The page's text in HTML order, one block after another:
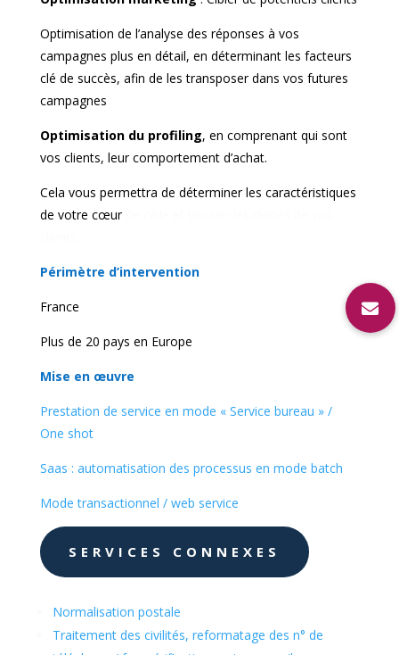
Optimisation de l’analyse des réponses à vos
campagnes plus en détail, en déterminant les facteurs
clé de succès, afin de les transposer dans vos futures
campagnes
Optimisation du profiling, en comprenant qui sont
vos clients, leur comportement d’achat.
Cela vous permettra de déterminer les caractéristiques
de votre cœur
Périmètre d’intervention
France
Plus de 20 pays en Europe
Mise en œuvre
Prestation de service en mode « Service bureau » /
One shot
Saas : automatisation des processus en mode batch
Mode transactionnel / web service
SERVICES CONNEXES
Normalisation postale
Traitement des civilités, reformatage des n° de